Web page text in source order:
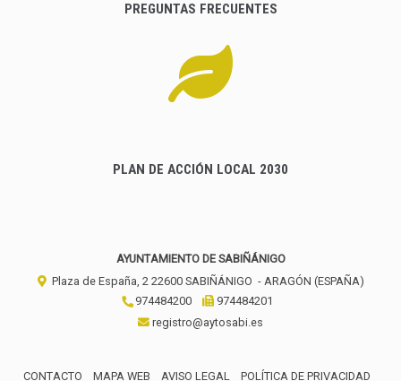
PREGUNTAS FRECUENTES
PLAN DE ACCIÓN LOCAL 2030
AYUNTAMIENTO DE SABIÑÁNIGO
Plaza de España, 2 22600 SABIÑÁNIGO - ARAGÓN (ESPAÑA)
974484200
974484201
registro@aytosabi.es
CONTACTO MAPA WEB AVISO LEGAL POLÍTICA DE PRIVACIDAD